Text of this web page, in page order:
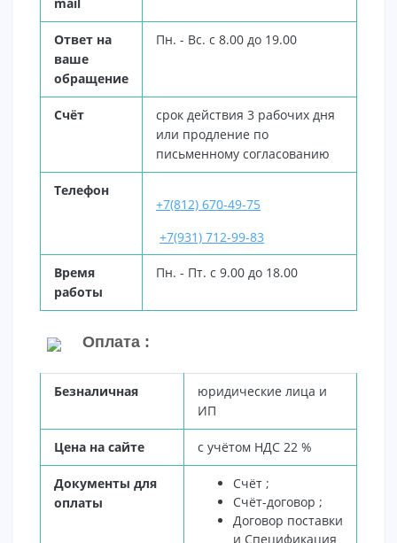
mail
Ответ на
ваше
обращение
Пн. - Вс. с 8.00 до 19.00
Счёт
срок действия 3 рабочих дня
или продление по
письменному согласованию
Телефон
+7(812) 670-49-75
+7(931) 712-99-83
Время
работы
Пн. - Пт. с 9.00 до 18.00
Оплата :
Безналичная
юридические лица и
ИП
Цена на сайте с учётом НДС 22 %
Документы для
оплаты
Счёт ;
Счёт-договор ;
Договор поставки
и Спецификация